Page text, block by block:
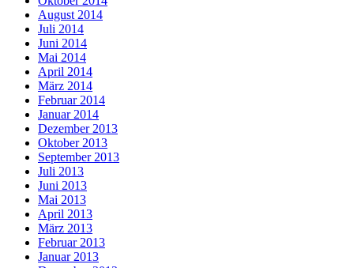
August 2014
Juli 2014
Juni 2014
Mai 2014
April 2014
März 2014
Februar 2014
Januar 2014
Dezember 2013
Oktober 2013
September 2013
Juli 2013
Juni 2013
Mai 2013
April 2013
März 2013
Februar 2013
Januar 2013